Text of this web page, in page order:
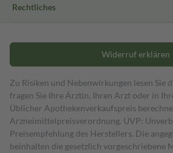
Rechtliches
Widerruf erklären
Zu Risiken und Nebenwirkungen lesen Sie
fragen Sie Ihre Ärztin, Ihren Arzt oder in
Üblicher Apothekenverkaufspreis
Arzneimittelpreisverordnung. UVP:
Preisempfehlung des Herstellers. Die
beinhalten die gesetzlich vorgeschriebene